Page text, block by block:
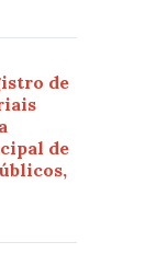
de
de